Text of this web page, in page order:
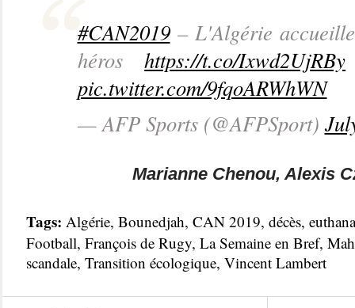
#CAN2019– L'Algérie
héroshttps://t.co/Ixwd2UjRBy
pic.twitter.com/9fqoARWhWN
— AFP Sports (@AFPSport)
Marianne Chenou, Alexis
Tags: Algérie, Bounedjah, CAN 2019, décès,
Football, François de Rugy, La Semaine en Bref,
scandale, Transition écologique, Vincent Lambert